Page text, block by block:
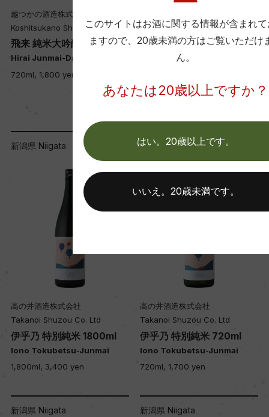
越つかの酒造株式会社
Koshitsukano Shuzou Co.Ltd
飛来 純米大吟醸 720ml
Hirai Junmai-Daiginjo
720ml, 1,800 yen
Takanoi Shuzou Co. Ltd
伊乎乃 無濾過特別純米 ひ
やおろし 原酒 720ml
oroshi 720ml
新潟県 Niigata
高の井酒造株式会社
Takanoi Shuzou Co. Ltd
伊乎乃 特別純米 1800ml
Iono Tokubetsu-Junmai
1,800ml, 3,400 yen
新潟県 Niigata
高の井酒造株式会社
Takanoi Shuzou Co. Ltd
伊乎乃 特別純米 720ml
Iono Tokubetsu-Junmai
720ml, 1,700 yen
新潟県 Niigata 新潟県 Niigata
このサイトはお酒に関する情報が含まれ
ますので、 20歳未満の方はご覧いただけ
ん。
あなたは20歳以上ですか？
はい。20歳以上です。
いいえ。20歳未満です。